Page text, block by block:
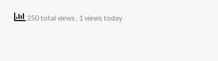
250 total views , 1 views today